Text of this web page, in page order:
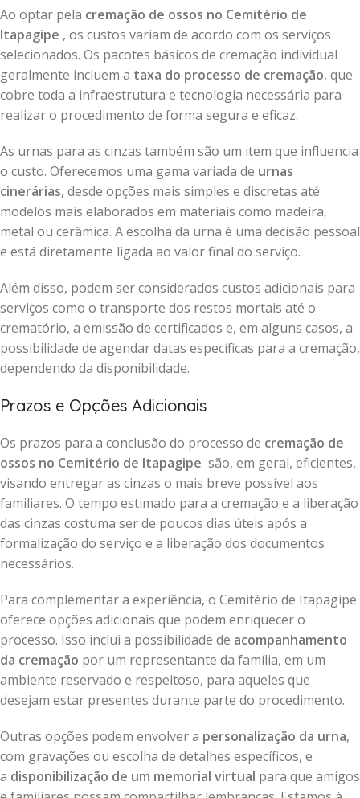
Ao optar pela cremação de ossos no Cemitério de
Itapagipe , os custos variam de acordo com os serviços
selecionados. Os pacotes básicos de cremação individual
geralmente incluem a taxa do processo de cremação, que
cobre toda a infraestrutura e tecnologia necessária para
realizar o procedimento de forma segura e eficaz.
As urnas para as cinzas também são um item que influencia
o custo. Oferecemos uma gama variada de urnas
cinerárias, desde opções mais simples e discretas até
modelos mais elaborados em materiais como madeira,
metal ou cerâmica. A escolha da urna é uma decisão pessoal
e está diretamente ligada ao valor final do serviço.
Além disso, podem ser considerados custos adicionais para
serviços como o transporte dos restos mortais até o
crematório, a emissão de certificados e, em alguns casos, a
possibilidade de agendar datas específicas para a cremação,
dependendo da disponibilidade.
Prazos e Opções Adicionais
Os prazos para a conclusão do processo de cremação de
ossos no Cemitério de Itapagipe são, em geral, eficientes,
visando entregar as cinzas o mais breve possível aos
familiares. O tempo estimado para a cremação e a liberação
das cinzas costuma ser de poucos dias úteis após a
formalização do serviço e a liberação dos documentos
necessários.
Para complementar a experiência, o Cemitério de Itapagipe
oferece opções adicionais que podem enriquecer o
processo. Isso inclui a possibilidade de acompanhamento
da cremação por um representante da família, em um
ambiente reservado e respeitoso, para aqueles que
desejam estar presentes durante parte do procedimento.
Outras opções podem envolver a personalização da urna,
com gravações ou escolha de detalhes específicos, e
a disponibilização de um memorial virtual para que amigos